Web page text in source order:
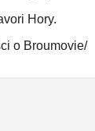
Hory.
o Broumovie/